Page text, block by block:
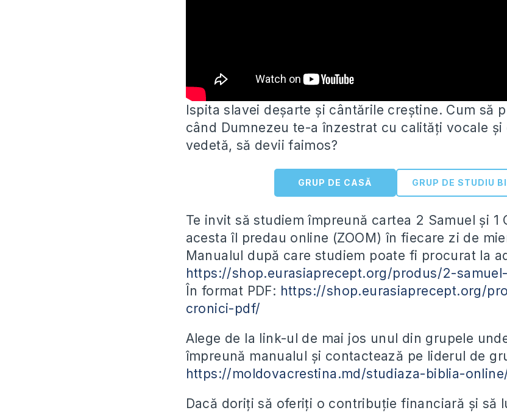
Ispita slavei deșarte și cântările creștine. Cum să
când Dumnezeu te-a înzestrat cu calități vocale și
vedetă, să devii faimos?
GRUP DE CASĂ GRUP DE STUDIU
Te invit să studiem împreună cartea 2 Samuel și 1
acesta îl predau online (ZOOM) în fiecare zi de
Manualul după care studiem poate fi procurat la
https://shop.eurasiaprecept.org/produs/2-
În format PDF: https://shop.eurasiaprecept.org/
cronici-pdf/
Alege de la link-ul de mai jos unul din grupele
împreună manualul și contactează pe liderul de
https://moldovacrestina.md/studiaza-biblia-
Dacă doriți să oferiți o contribuție financiară și să